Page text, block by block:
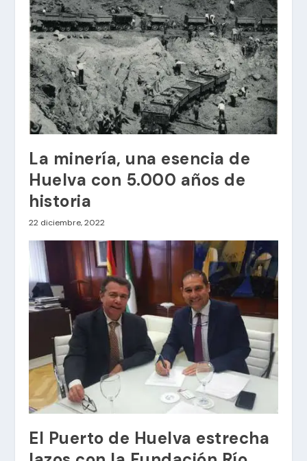
La minería, una esencia de
Huelva con 5.000 años de
historia
22 diciembre, 2022
El Puerto de Huelva estrecha